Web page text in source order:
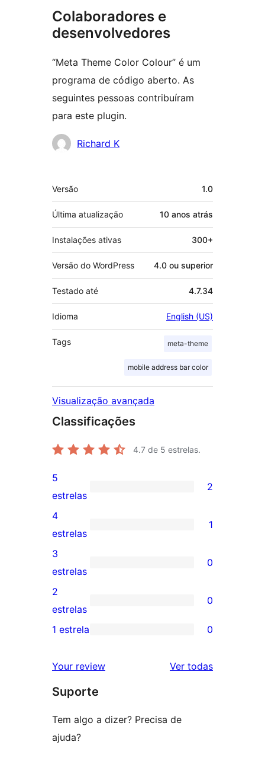
Colaboradores e
desenvolvedores
“Meta Theme Color Colour” é um
programa de código aberto. As
seguintes pessoas contribuíram
para este plugin.
Colaboradores
Richard K
Meta
Versão 1.0
Última atualização 10 anos atrás
Instalações ativas 300+
Versão do WordPress 4.0 ou superior
Testado até 4.7.34
Idioma English (US)
Tags meta-theme
mobile address bar color
Visualização avançada
Classificações
4.7 de 5 estrelas.
2
avaliações
com
5
estrelas
5
estrelas
2
1
avaliação
com
4
estrela
4
estrelas
1
0
avaliação
com
3
3
estrelas
0
0
avaliação
2
2
estrelas
0
com
1
1 estrela 0
Your review Ver todasavaliações
Suporte
Tem algo a dizer? Precisa de
ajuda?